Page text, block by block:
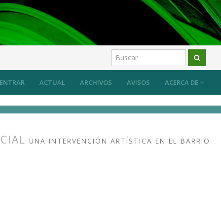
ACTUAL ARCHIVOS AVISOS ACERCA DE
ENTRAR
UNA INTERVENCIÓN ARTÍSTICA EN EL BARRIO